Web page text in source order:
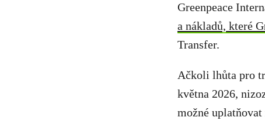
Greenpeace
a nákladů, které
Transfer.
Ačkoli lhůta pro
května 2026,
možné